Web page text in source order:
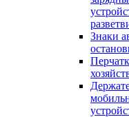
Знаки